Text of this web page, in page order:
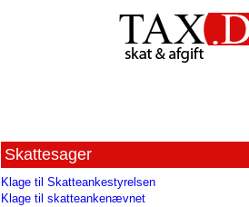
Skattesager
Klage til Skatteankestyrelsen
Klage til skatteankenævnet